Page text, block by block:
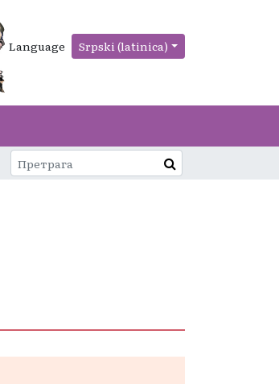
Language Srpski (latinica)